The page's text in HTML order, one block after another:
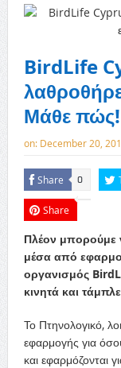
BirdLife
Μάθε πώς!
on: December 20,
Share 0
Share
Πλέον μπορούμε
μέσα από
οργανισμός
κινητά και
Το Πτηνολογικό,
εφαρμογής για
και εφαρμόζονται